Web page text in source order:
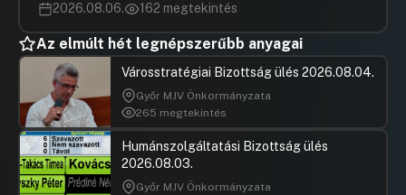
2026.08.06.
162 megtekintés
Az elmúlt hét legnépszerűbb anyagai
Városstratégiai Bizottság ülés 2026.08.04.
Győr MJV Önkormányzata
265 megtekintés
Humánszolgáltatási Bizottság ülés
2026.08.03.
Győr MJV Önkormányzata